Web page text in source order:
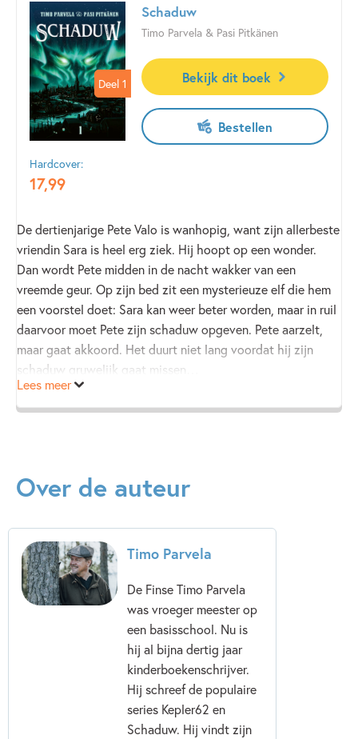
Deel 1
Deel 1
Hardcover:
17,99
Schaduw
Timo Parvela & Pasi Pitkänen
Bekijk dit boek
Bestellen
De dertienjarige Pete Valo is wanhopig, want zijn allerbeste
vriendin Sara is heel erg ziek. Hij hoopt op een wonder.
Dan wordt Pete midden in de nacht wakker van een
vreemde geur. Op zijn bed zit een mysterieuze elf die hem
een voorstel doet: Sara kan weer beter worden, maar in ruil
daarvoor moet Pete zijn schaduw opgeven. Pete aarzelt,
maar gaat akkoord. Het duurt niet lang voordat hij zijn
schaduw gruwelijk gaat missen…
Dit bloedstollende avontuur voert je door sneeuw en ijs,
tekeningen van Pasi Pitkänen.
Lees meer
Over de auteur
Timo Parvela
De Finse Timo Parvela
was vroeger meester op
een basisschool. Nu is
hij al bijna dertig jaar
kinderboekenschrijver.
Hij schreef de populaire
series Kepler62 en
Schaduw. Hij vindt zijn